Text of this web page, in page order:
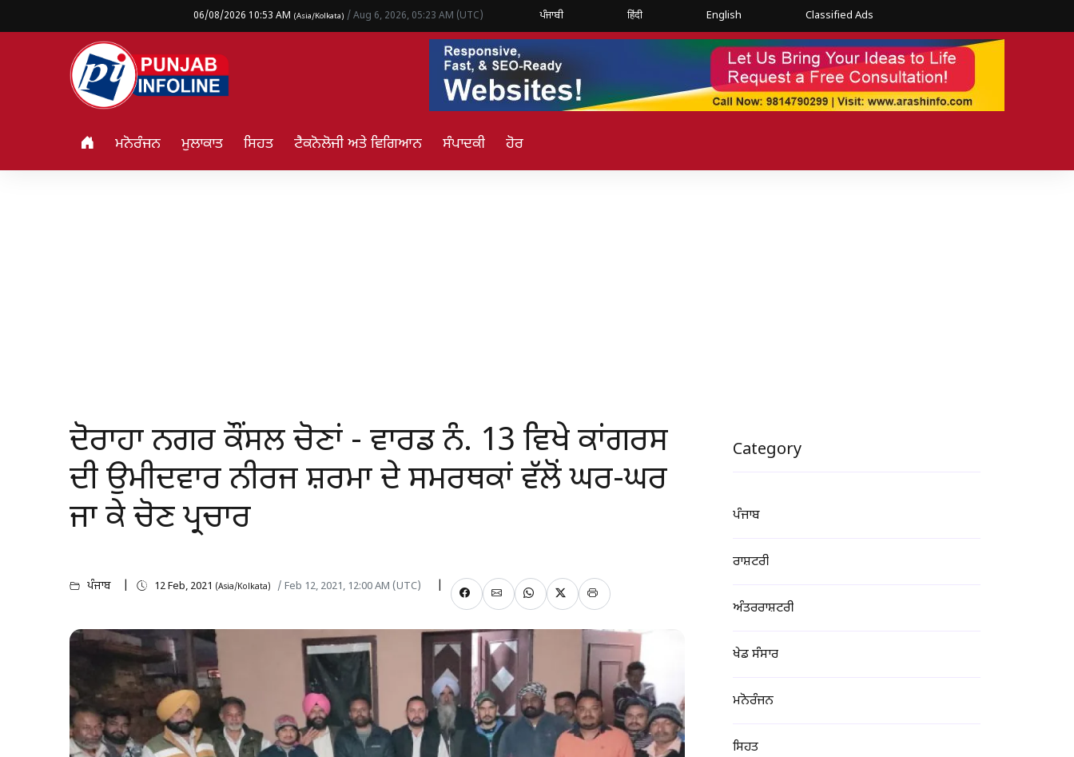
06/08/2026 10:53 AM (Asia/Kolkata) / Aug 6, 2026, 05:23 AM (UTC) ਪੰਜਾਬੀ हिंदी English Classified Ads
ਮਨੋਰੰਜਨ ਮੁਲਾਕਾਤ ਸਿਹਤ ਟੈਕਨੋਲੋਜੀ ਅਤੇ ਵਿਗਿਆਨ ਸੰਪਾਦਕੀ ਹੋਰ
ਦੋਰਾਹਾ ਨਗਰ ਕੌਂਸਲ ਚੋਣਾਂ - ਵਾਰਡ ਨੰ. 13 ਵਿਖੇ ਕਾਂਗਰਸ
ਦੀ ਉਮੀਦਵਾਰ ਨੀਰਜ ਸ਼ਰਮਾ ਦੇ ਸਮਰਥਕਾਂ ਵੱਲੋਂ ਘਰ-ਘਰ
ਜਾ ਕੇ ਚੋਣ ਪ੍ਰਚਾਰ
ਪੰਜਾਬ 12 Feb, 2021 (Asia/Kolkata) / Feb 12, 2021, 12:00 AM (UTC)
Category
ਪੰਜਾਬ
ਰਾਸ਼ਟਰੀ
ਅੰਤਰਰਾਸ਼ਟਰੀ
ਖੇਡ ਸੰਸਾਰ
ਮਨੋਰੰਜਨ
ਸਿਹਤ